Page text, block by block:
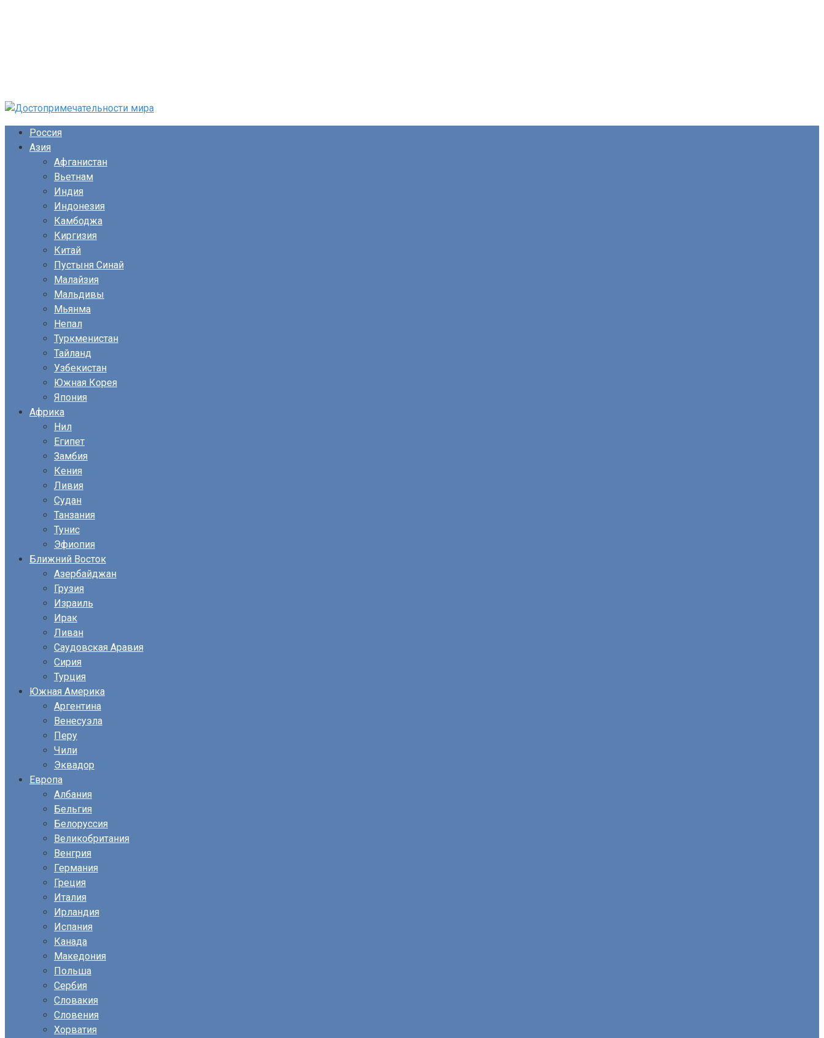
Перейти
контентуРоссия
Азия
Афганистан
Вьетнам
Индия
Индонезия
Камбоджа
Киргизия
Китай
Пустыня Синай
Малайзия
Мальдивы
Мьянма
Непал
Туркменистан
Тайланд
Узбекистан
Южная Корея
Япония
Африка
Нил
Египет
Замбия
Кения
Ливия
Судан
Танзания
Тунис
Эфиопия
Ближний Восток
Азербайджан
Грузия
Израиль
Ирак
Ливан
Саудовская Аравия
Сирия
Турция
Южная Америка
Аргентина
Венесуэла
Перу
Чили
Эквадор
Европа
Албания
Бельгия
Белоруссия
Великобритания
Венгрия
Германия
Греция
Италия
Ирландия
Испания
Канада
Македония
Польша
Сербия
Словакия
Словения
Хорватия